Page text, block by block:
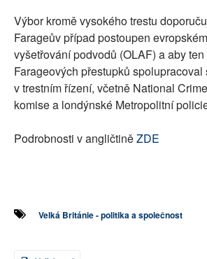
Výbor kromě vysokého trestu
Farageův případ postoupen
vyšetřování podvodů (OLAF) a aby
Farageových přestupků
v trestním řízení, včetně National
komise a londýnské Metropolitní
Podrobnosti v angličtiněZDE
Velká Británie - politika a společnost